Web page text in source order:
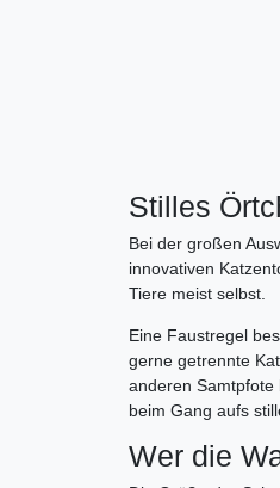
Stilles
Bei der großen
innovativen
Tiere meist selbst.
Eine Faustregel
gerne getrennte
anderen Samtpfote
beim Gang aufs
Wer die